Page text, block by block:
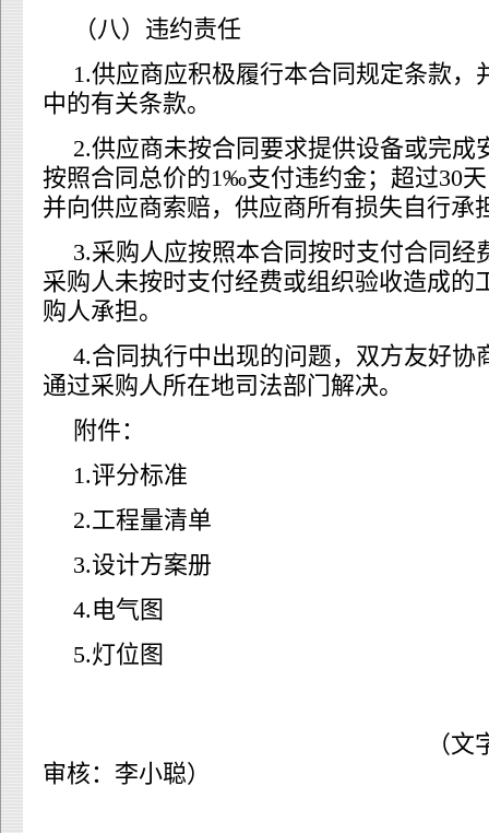
（八）违约责任
1.供应商应积极履行本合同规定条款，
中的有关条款。
2.供应商未按合同要求提供设备或完成
按照合同总价的1‰支付违约金；超过30
并向供应商索赔，供应商所有损失自行承
3.采购人应按照本合同按时支付合同经
采购人未按时支付经费或组织验收造成的
购人承担。
4.合同执行中出现的问题，双方友好协
通过采购人所在地司法部门解决。
附件：
1.评分标准
2.工程量清单
3.设计方案册
4.电气图
5.灯位图
（文字：赵祯；
审核：李小聪）